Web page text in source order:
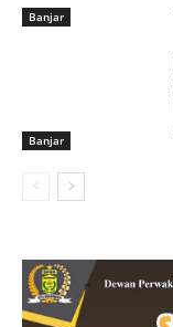
Banjar
Banjar